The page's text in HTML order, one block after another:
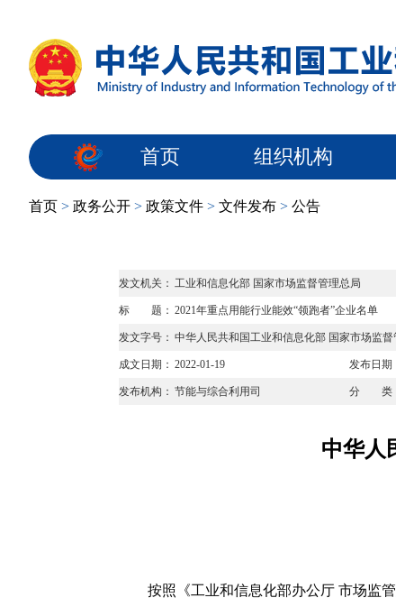
首页 组织机构
首页 > 政务公开 > 政策文件 > 文件发布 > 公告
发文机关： 工业和信息化部 国家市场监督管理总局
标 题： 2021年重点用能行业能效“领跑者”企业名单
发文字号： 中华人民共和国工业和信息化部 国家市场监
成文日期： 2022-01-19 发布日期
发布机构： 节能与综合利用司 分 类
中华人
按照《工业和信息化部办公厅 市场监